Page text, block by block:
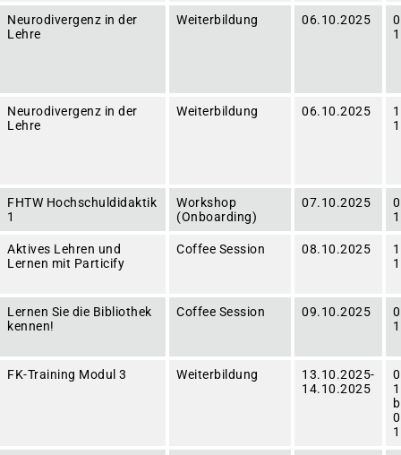
Neurodivergenz in der
Lehre
Weiterbildung 06.10.2025
Neurodivergenz in der
Lehre
Weiterbildung 06.10.2025
FHTW Hochschuldidaktik
1
Workshop
(Onboarding)
07.10.2025
Aktives Lehren und
Lernen mit Particify
Coffee Session 08.10.2025
Lernen Sie die Bibliothek
kennen!
Coffee Session 09.10.2025
FK-Training Modul 3 Weiterbildung
13.10.2025-
14.10.2025